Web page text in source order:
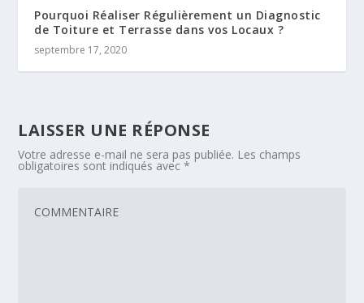
Pourquoi Réaliser Régulièrement un Diagnostic
de Toiture et Terrasse dans vos Locaux ?
septembre 17, 2020
LAISSER UNE RÉPONSE
Votre adresse e-mail ne sera pas publiée. Les champs
obligatoires sont indiqués avec*